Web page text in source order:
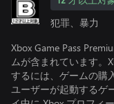
犯罪、暴力
Xbox Game Pass
ムが含まれています。
するには、ゲームの購
ユーザーが起動するゲ